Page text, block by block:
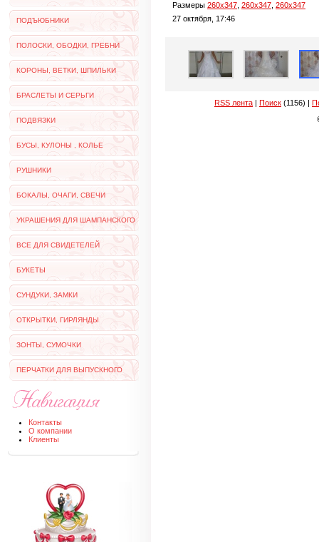
Размеры 260x347 260x347 260x347
27 октября, 17:46
RSS лента Поиск (1156) |
ПОДЪЮБНИКИ
ПОЛОСКИ, ОБОДКИ, ГРЕБНИ
КОРОНЫ, ВЕТКИ, ШПИЛЬКИ
БРАСЛЕТЫ И СЕРЬГИ
ПОДВЯЗКИ
БУСЫ, КУЛОНЫ , КОЛЬЕ
РУШНИКИ
БОКАЛЫ, ОЧАГИ, СВЕЧИ
УКРАШЕНИЯ ДЛЯ ШАМПАНСКОГО
ВСЕ ДЛЯ СВИДЕТЕЛЕЙ
БУКЕТЫ
СУНДУКИ, ЗАМКИ
ОТКРЫТКИ, ГИРЛЯНДЫ
ЗОНТЫ, СУМОЧКИ
ПЕРЧАТКИ ДЛЯ ВЫПУСКНОГО
Контакты
О компании
Клиенты